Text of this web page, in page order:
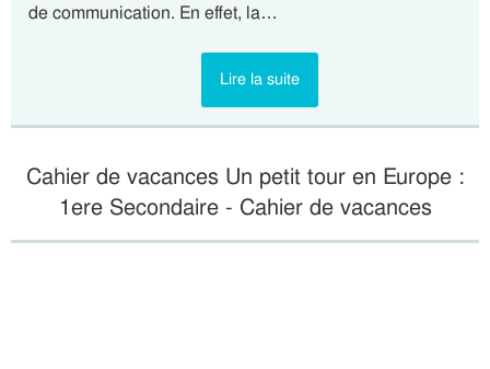
de communication. En effet, la…
Lire la suite
Cahier de vacances Un petit tour en Europe :
1ere Secondaire - Cahier de vacances